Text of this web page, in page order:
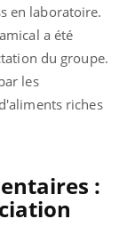
en laboratoire.
a été
du groupe.
les
riches
: